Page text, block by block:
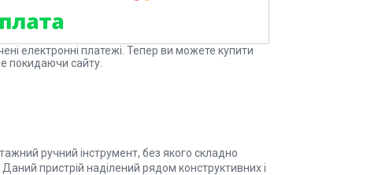
електронні платежі. Тепер ви можете купити
покидаючи сайту.
ручний інструмент, без якого складно
пристрій наділений рядом конструктивних і